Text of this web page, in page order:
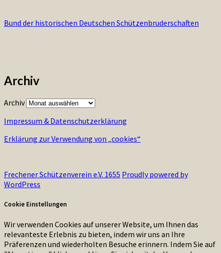
Bund der historischen Deutschen Schützenbruderschaften
Archiv
Archiv
Impressum & Datenschutzerklärung
Erklärung zur Verwendung von „cookies“
Frechener Schützenverein e.V. 1655 Proudly powered by
WordPress
Cookie Einstellungen
Wir verwenden Cookies auf unserer Website, um Ihnen das
relevanteste Erlebnis zu bieten, indem wir uns an Ihre
Präferenzen und wiederholten Besuche erinnern. Indem Sie auf